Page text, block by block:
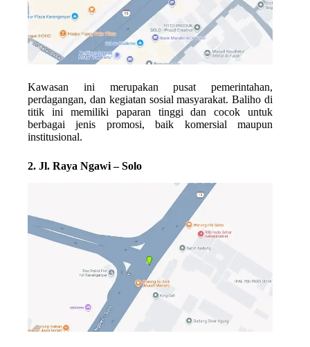
Kawasan ini merupakan pusat pemerintahan,
perdagangan, dan kegiatan sosial masyarakat. Baliho di
titik ini memiliki paparan tinggi dan cocok untuk
berbagai jenis promosi, baik komersial maupun
institusional.
2. Jl. Raya Ngawi – Solo